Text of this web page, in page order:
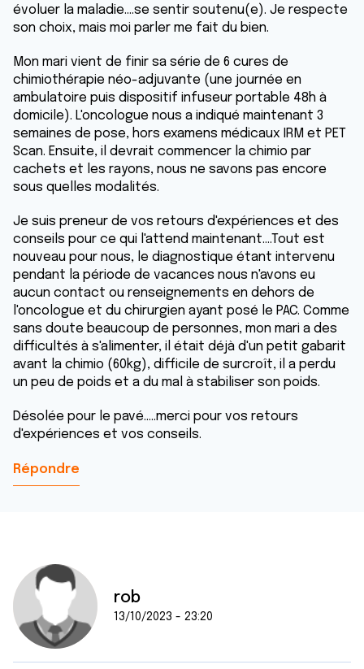
évoluer la maladie....se sentir soutenu(e). Je respecte
son choix, mais moi parler me fait du bien.
Mon mari vient de finir sa série de 6 cures de
chimiothérapie néo-adjuvante (une journée en
ambulatoire puis dispositif infuseur portable 48h à
domicile). L'oncologue nous a indiqué maintenant 3
semaines de pose, hors examens médicaux IRM et PET
Scan. Ensuite, il devrait commencer la chimio par
cachets et les rayons, nous ne savons pas encore
sous quelles modalités.
Je suis preneur de vos retours d'expériences et des
conseils pour ce qui l'attend maintenant....Tout est
nouveau pour nous, le diagnostique étant intervenu
pendant la période de vacances nous n'avons eu
aucun contact ou renseignements en dehors de
l'oncologue et du chirurgien ayant posé le PAC. Comme
sans doute beaucoup de personnes, mon mari a des
difficultés à s'alimenter, il était déjà d'un petit gabarit
avant la chimio (60kg), difficile de surcroît, il a perdu
un peu de poids et a du mal à stabiliser son poids.
Désolée pour le pavé.....merci pour vos retours
d'expériences et vos conseils.
Répondre
rob
13/10/2023 - 23:20